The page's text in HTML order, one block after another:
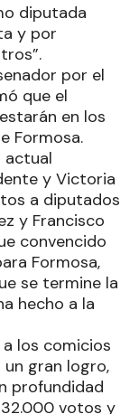
diputada
y por
por el
que el
en los
Formosa.
actual
y Victoria
a diputados
y Francisco
convencido
Formosa,
se termine la
hecho a la
los comicios
un gran logro,
profundidad
votos y